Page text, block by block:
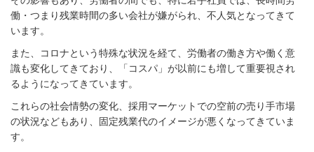
働・つまり残業時間の多い会社が嫌がられ、不人気となってきて
います。
また、コロナという特殊な状況を経て、労働者の働き方や働く意
識も変化してきており、「コスパ」が以前にも増して重要視され
るようになってきています。
これらの社会情勢の変化、採用マーケットでの空前の売り手市場
の状況などもあり、
固定残業代のイメージが悪くなってきていま
す。